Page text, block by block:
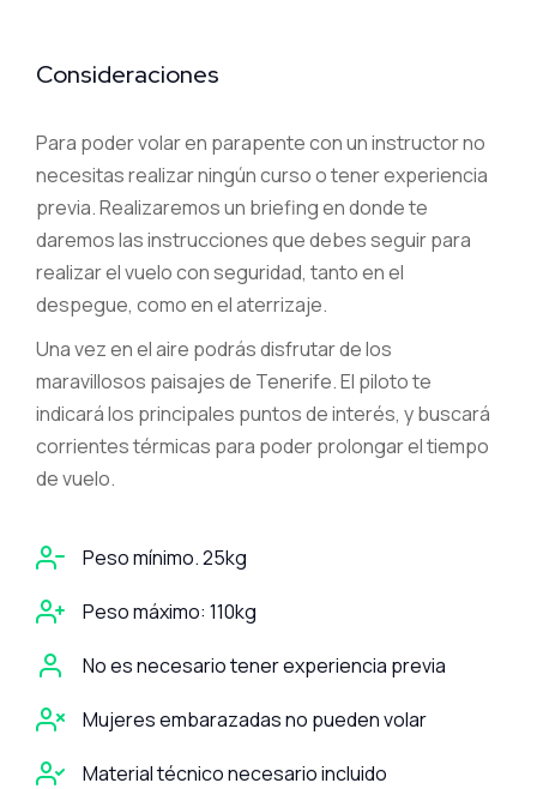
Consideraciones
Para poder volar en parapente con un instructor no
necesitas realizar ningún curso o tener experiencia
previa. Realizaremos un briefing en donde te
daremos las instrucciones que debes seguir para
realizar el vuelo con seguridad, tanto en el
despegue, como en el aterrizaje.
Una vez en el aire podrás disfrutar de los
maravillosos paisajes de Tenerife. El piloto te
indicará los principales puntos de interés, y buscará
corrientes térmicas para poder prolongar el tiempo
de vuelo.
Peso mínimo. 25kg
Peso máximo: 110kg
No es necesario tener experiencia previa
Mujeres embarazadas no pueden volar
Material técnico necesario incluido